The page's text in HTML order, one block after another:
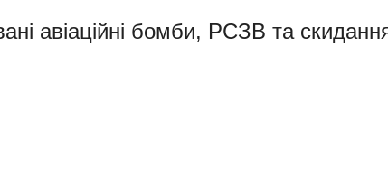
авіаційні бомби, РСЗВ та